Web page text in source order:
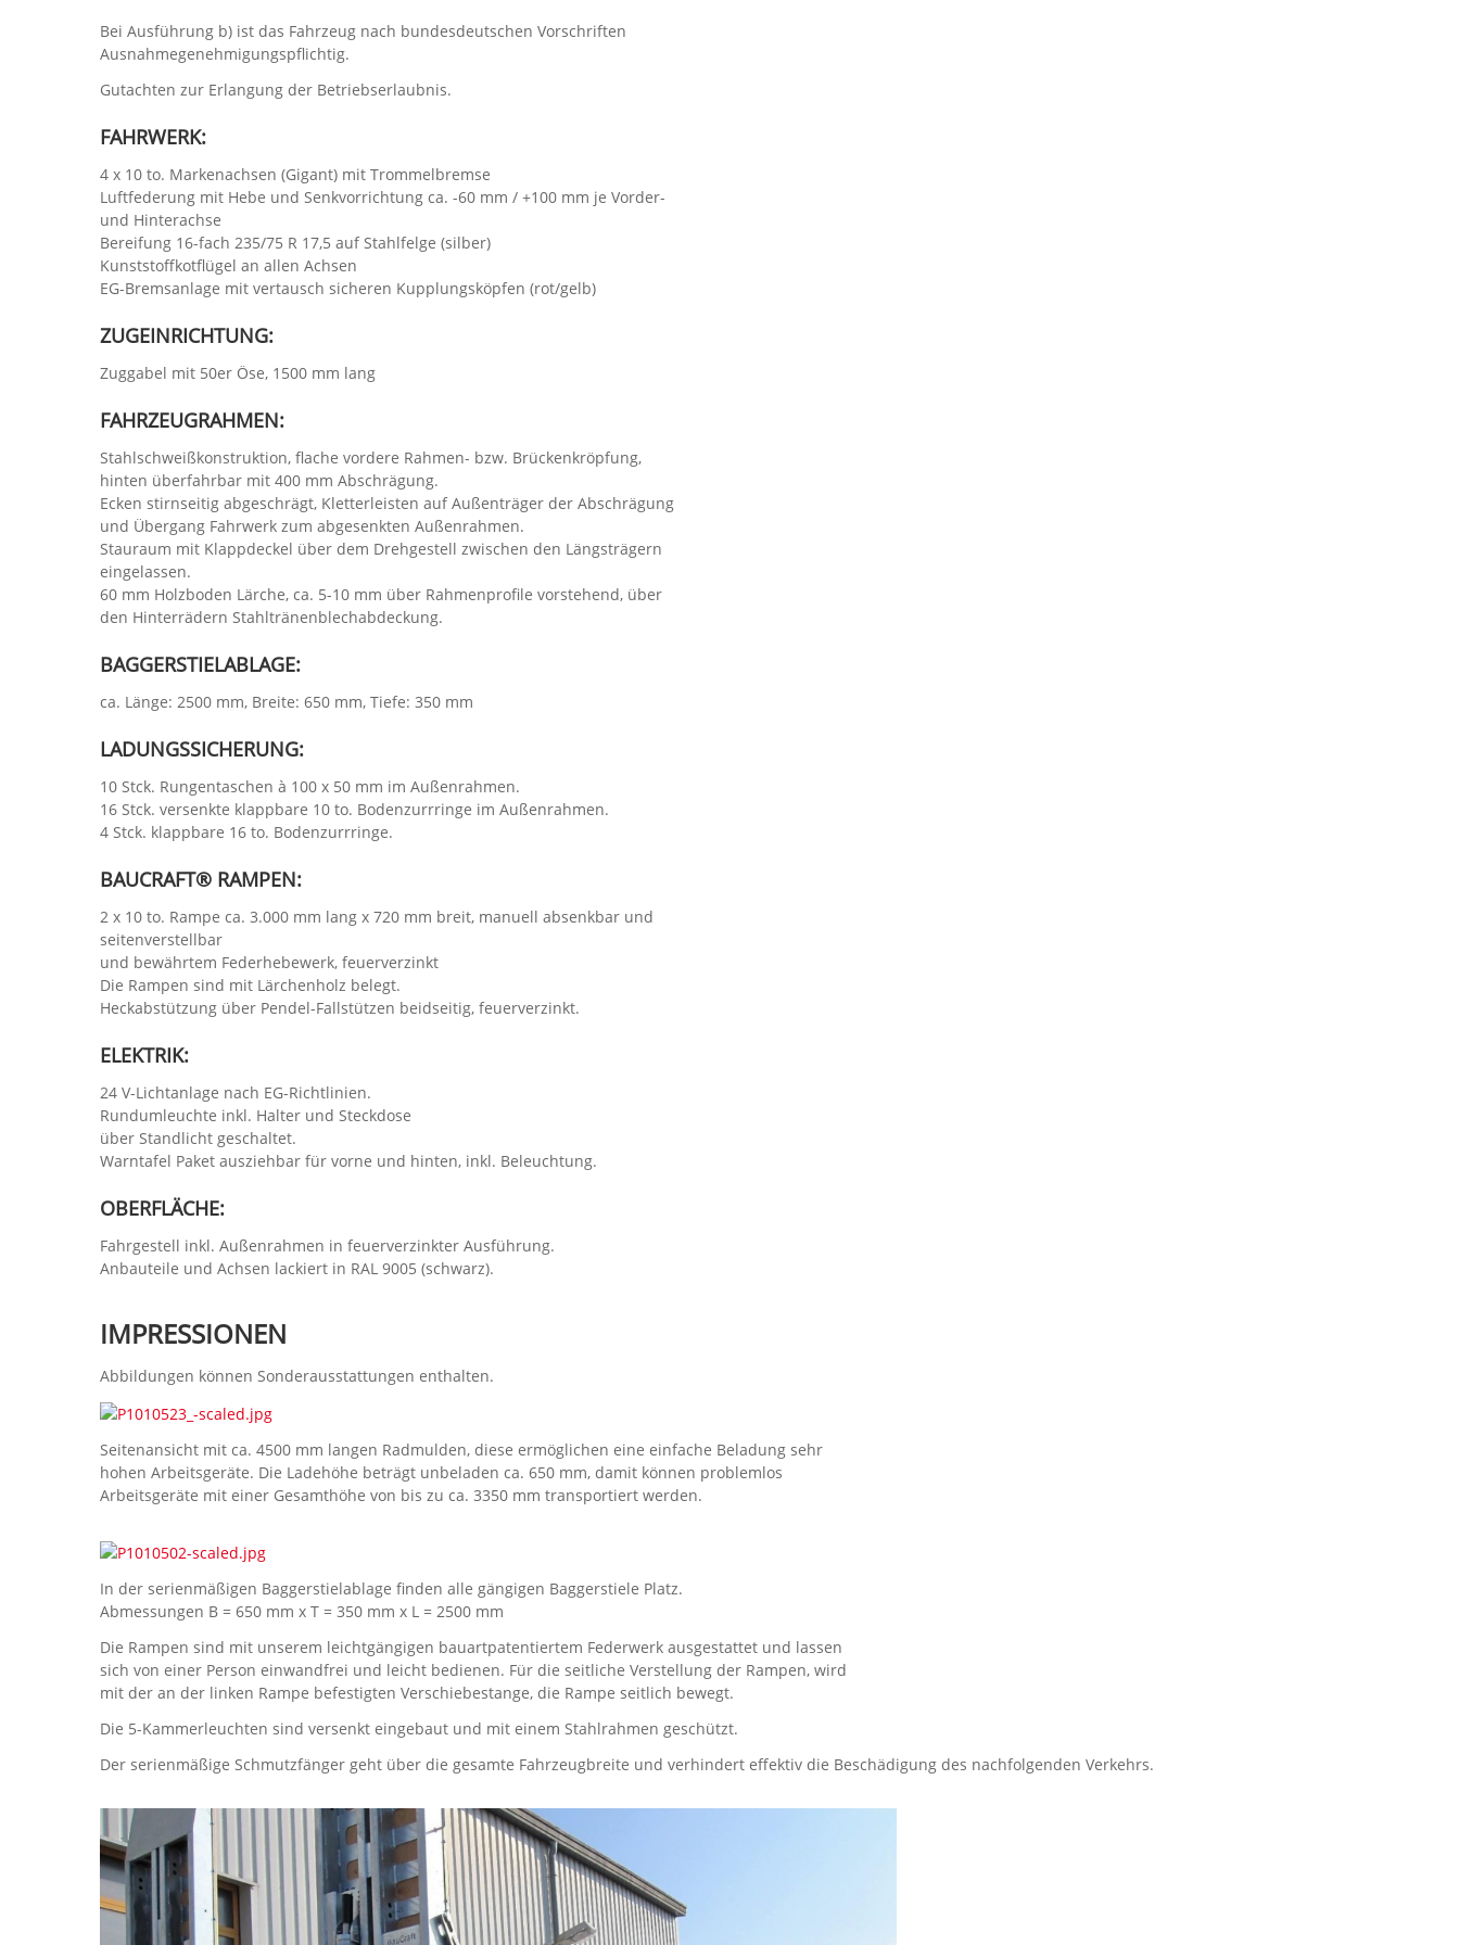
Bei Ausführung b) ist das Fahrzeug nach bundesdeutschen Vorschriften
Ausnahmegenehmigungspflichtig.
Gutachten zur Erlangung der Betriebserlaubnis.
FAHRWERK:
4 x 10 to. Markenachsen (Gigant) mit Trommelbremse
Luftfederung mit Hebe und Senkvorrichtung ca. -60 mm / +100 mm je Vorder-
und Hinterachse
Bereifung 16-fach 235/75 R 17,5 auf Stahlfelge (silber)
Kunststoffkotflügel an allen Achsen
EG-Bremsanlage mit vertausch sicheren Kupplungsköpfen (rot/gelb)
ZUGEINRICHTUNG:
Zuggabel mit 50er Öse, 1500 mm lang
FAHRZEUGRAHMEN:
Stahlschweißkonstruktion, flache vordere Rahmen- bzw. Brückenkröpfung,
hinten überfahrbar mit 400 mm Abschrägung.
Ecken stirnseitig abgeschrägt, Kletterleisten auf Außenträger der Abschrägung
und Übergang Fahrwerk zum abgesenkten Außenrahmen.
Stauraum mit Klappdeckel über dem Drehgestell zwischen den Längsträgern
eingelassen.
60 mm Holzboden Lärche, ca. 5-10 mm über Rahmenprofile vorstehend, über
den Hinterrädern Stahltränenblechabdeckung.
BAGGERSTIELABLAGE:
ca. Länge: 2500 mm, Breite: 650 mm, Tiefe: 350 mm
LADUNGSSICHERUNG:
10 Stck. Rungentaschen à 100 x 50 mm im Außenrahmen.
16 Stck. versenkte klappbare 10 to. Bodenzurrringe im Außenrahmen.
4 Stck. klappbare 16 to. Bodenzurrringe.
BAUCRAFT® RAMPEN:
2 x 10 to. Rampe ca. 3.000 mm lang x 720 mm breit, manuell absenkbar und
seitenverstellbar
und bewährtem Federhebewerk, feuerverzinkt
Die Rampen sind mit Lärchenholz belegt.
Heckabstützung über Pendel-Fallstützen beidseitig, feuerverzinkt.
ELEKTRIK:
24 V-Lichtanlage nach EG-Richtlinien.
Rundumleuchte inkl. Halter und Steckdose
über Standlicht geschaltet.
Warntafel Paket ausziehbar für vorne und hinten, inkl. Beleuchtung.
OBERFLÄCHE:
Fahrgestell inkl. Außenrahmen in feuerverzinkter Ausführung.
Anbauteile und Achsen lackiert in RAL 9005 (schwarz).
IMPRESSIONEN
Abbildungen können Sonderausstattungen enthalten.
Seitenansicht mit ca. 4500 mm langen Radmulden, diese ermöglichen eine einfache Beladung sehr
hohen Arbeitsgeräte. Die Ladehöhe beträgt unbeladen ca. 650 mm, damit können problemlos
Arbeitsgeräte mit einer Gesamthöhe von bis zu ca. 3350 mm transportiert werden.
In der serienmäßigen Baggerstielablage finden alle gängigen Baggerstiele Platz.
Abmessungen B = 650 mm x T = 350 mm x L = 2500 mm
Die Rampen sind mit unserem leichtgängigen bauartpatentiertem Federwerk ausgestattet und lassen
sich von einer Person einwandfrei und leicht bedienen. Für die seitliche Verstellung der Rampen, wird
mit der an der linken Rampe befestigten Verschiebestange, die Rampe seitlich bewegt.
Die 5-Kammerleuchten sind versenkt eingebaut und mit einem Stahlrahmen geschützt.
Der serienmäßige Schmutzfänger geht über die gesamte Fahrzeugbreite und verhindert effektiv die Beschädigung des nachfolgenden Verkehrs.